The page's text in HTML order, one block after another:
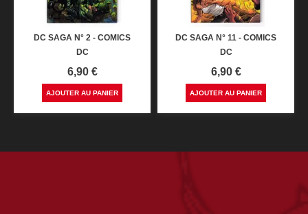
DC SAGA N° 2 - COMICS
DC
Prix
6,90 €
AJOUTER AU PANIER
DC SAGA N° 11 - COMICS
DC
Prix
6,90 €
AJOUTER AU PANIER